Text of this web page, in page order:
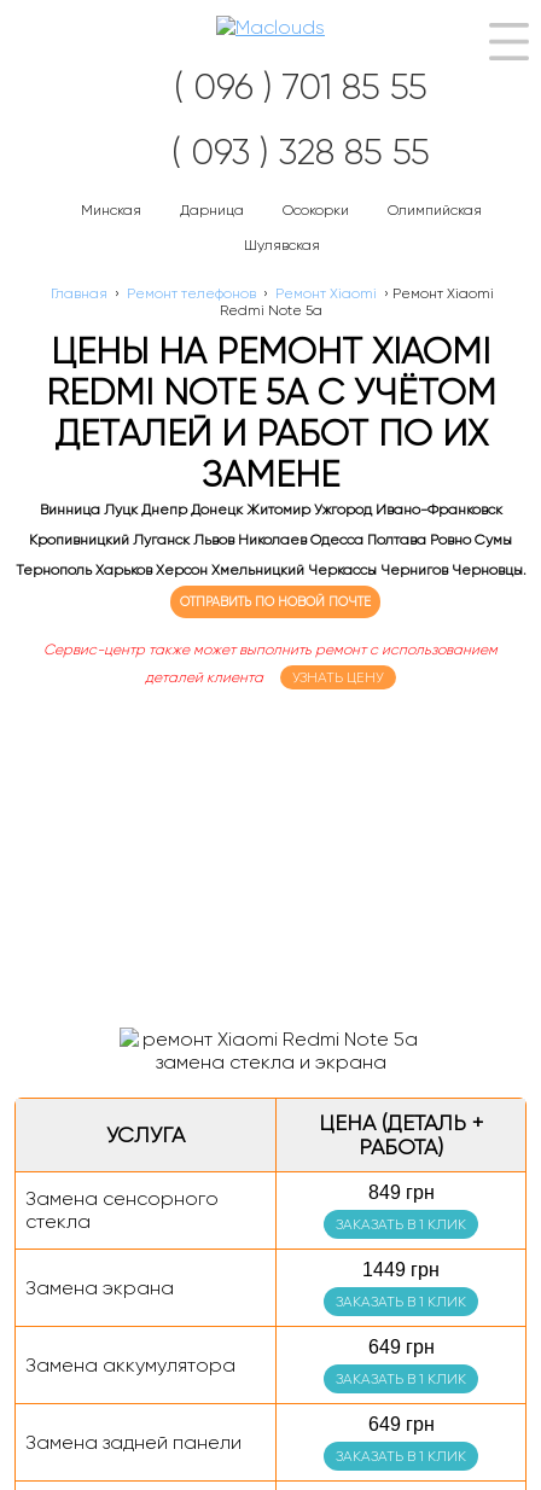
( 096 ) 701 85 55
( 093 ) 328 85 55
Минская Дарница Осокорки Олимпийская
Шулявская
Главная › Ремонт телефонов › Ремонт Xiaomi › Ремонт Xiaomi
Redmi Note 5a
ЦЕНЫ НА РЕМОНТ XIAOMI
REDMI NOTE 5A С УЧЁТОМ
ДЕТАЛЕЙ И РАБОТ ПО ИХ
ЗАМЕНЕ
Винница Луцк Днепр Донецк Житомир Ужгород Ивано-Франковск
Кропивницкий Луганск Львов Николаев Одесса Полтава Ровно Сумы
Тернополь Харьков Херсон Хмельницкий Черкассы Чернигов Черновцы.
ОТПРАВИТЬ ПО НОВОЙ ПОЧТЕ
Сервис-центр также может выполнить ремонт с использованием
деталей клиента
УЗНАТЬ ЦЕНУ
УСЛУГА
ЦЕНА (ДЕТАЛЬ +
РАБОТА)
Замена сенсорного
стекла
849 грн
ЗАКАЗАТЬ В 1 КЛИК
Замена экрана
1449 грн
ЗАКАЗАТЬ В 1 КЛИК
Замена аккумулятора
649 грн
ЗАКАЗАТЬ В 1 КЛИК
Замена задней панели
649 грн
ЗАКАЗАТЬ В 1 КЛИК